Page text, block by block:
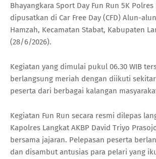
Bhayangkara Sport Day Fun Run 5K
dipusatkan di Car Free Day (CFD) Alun-
Hamzah, Kecamatan Stabat, Kabupaten
(28/6/2026).
Kegiatan yang dimulai pukul 06.30 WIB
berlangsung meriah dengan diikuti
peserta dari berbagai kalangan
Kegiatan Fun Run secara resmi dilepas
Kapolres Langkat AKBP David Triyo
bersama jajaran. Pelepasan peserta
dan disambut antusias para pelari yang